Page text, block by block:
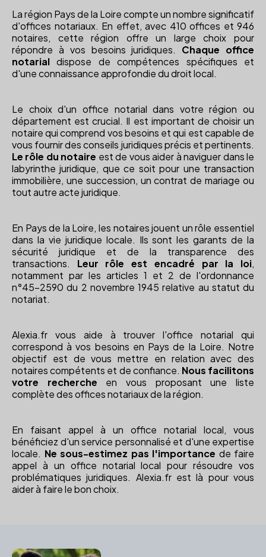
La région Pays de la Loire compte un nombre significatif
d'offices notariaux. En effet, avec 410 offices et 946
notaires, cette région offre un large choix pour
répondre à vos besoins juridiques. Chaque office
notarial dispose de compétences spécifiques et
d'une connaissance approfondie du droit local.
Le choix d'un office notarial dans votre région ou
département est crucial. Il est important de choisir un
notaire qui comprend vos besoins et qui est capable de
vous fournir des conseils juridiques précis et pertinents.
Le rôle du notaire est de vous aider à naviguer dans le
labyrinthe juridique, que ce soit pour une transaction
immobilière, une succession, un contrat de mariage ou
tout autre acte juridique.
En Pays de la Loire, les notaires jouent un rôle essentiel
dans la vie juridique locale. Ils sont les garants de la
sécurité juridique et de la transparence des
transactions. Leur rôle est encadré par la loi,
notamment par les articles 1 et 2 de l'ordonnance
n°45-2590 du 2 novembre 1945 relative au statut du
notariat.
Alexia.fr vous aide à trouver l'office notarial qui
correspond à vos besoins en Pays de la Loire. Notre
objectif est de vous mettre en relation avec des
notaires compétents et de confiance. Nous facilitons
votre recherche en vous proposant une liste
complète des offices notariaux de la région.
En faisant appel à un office notarial local, vous
bénéficiez d'un service personnalisé et d'une expertise
locale. Ne sous-estimez pas l'importance de faire
appel à un office notarial local pour résoudre vos
problématiques juridiques. Alexia.fr est là pour vous
aider à faire le bon choix.